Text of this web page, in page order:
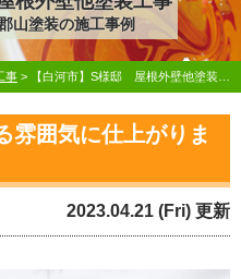
山塗装の施工事例
事 > 【白河市】S様邸 屋根外壁他塗装工事
雰囲気に仕上がりま
2023.04.21 (Fri) 更新